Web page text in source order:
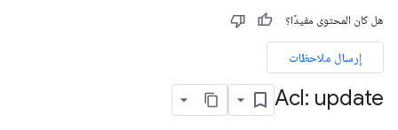
هل كان المحتوى مفيدًا؟
إرسال ملاحظات
Acl: update